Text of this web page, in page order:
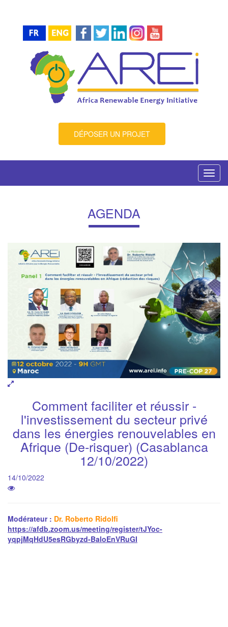
DÉPOSER UN PROJET
AGENDA
Comment faciliter et réussir -
l'investissement du secteur privé
dans les énergies renouvelables en
Afrique (De-risquer) (Casablanca
12/10/2022)
14/10/2022
Modérateur : Dr. Roberto Ridolfi
https://afdb.zoom.us/meeting/register/tJYoc-
yqpjMqHdU5esRGbyzd-BaloEnVRuGI